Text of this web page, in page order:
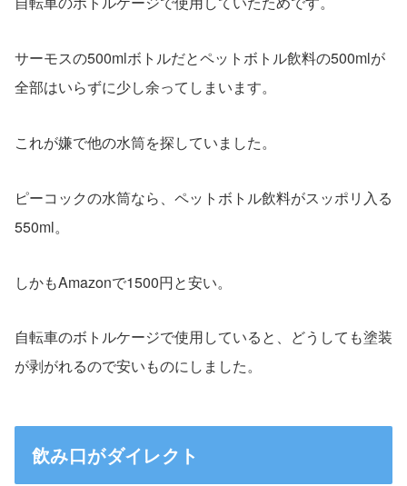
サーモスの500mlボトルだとペットボトル飲料の500mlが
全部はいらずに少し余ってしまいます。
これが嫌で他の水筒を探していました。
ピーコックの水筒なら、ペットボトル飲料がスッポリ入る
550ml。
しかもAmazonで1500円と安い。
自転車のボトルケージで使用していると、どうしても塗装
が剥がれるので安いものにしました。
飲み口がダイレクト